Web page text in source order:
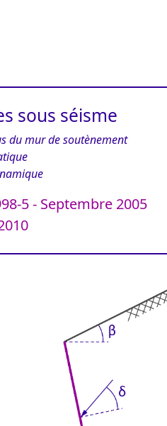
sous séisme
du mur de soutènement
5 - Septembre 2005